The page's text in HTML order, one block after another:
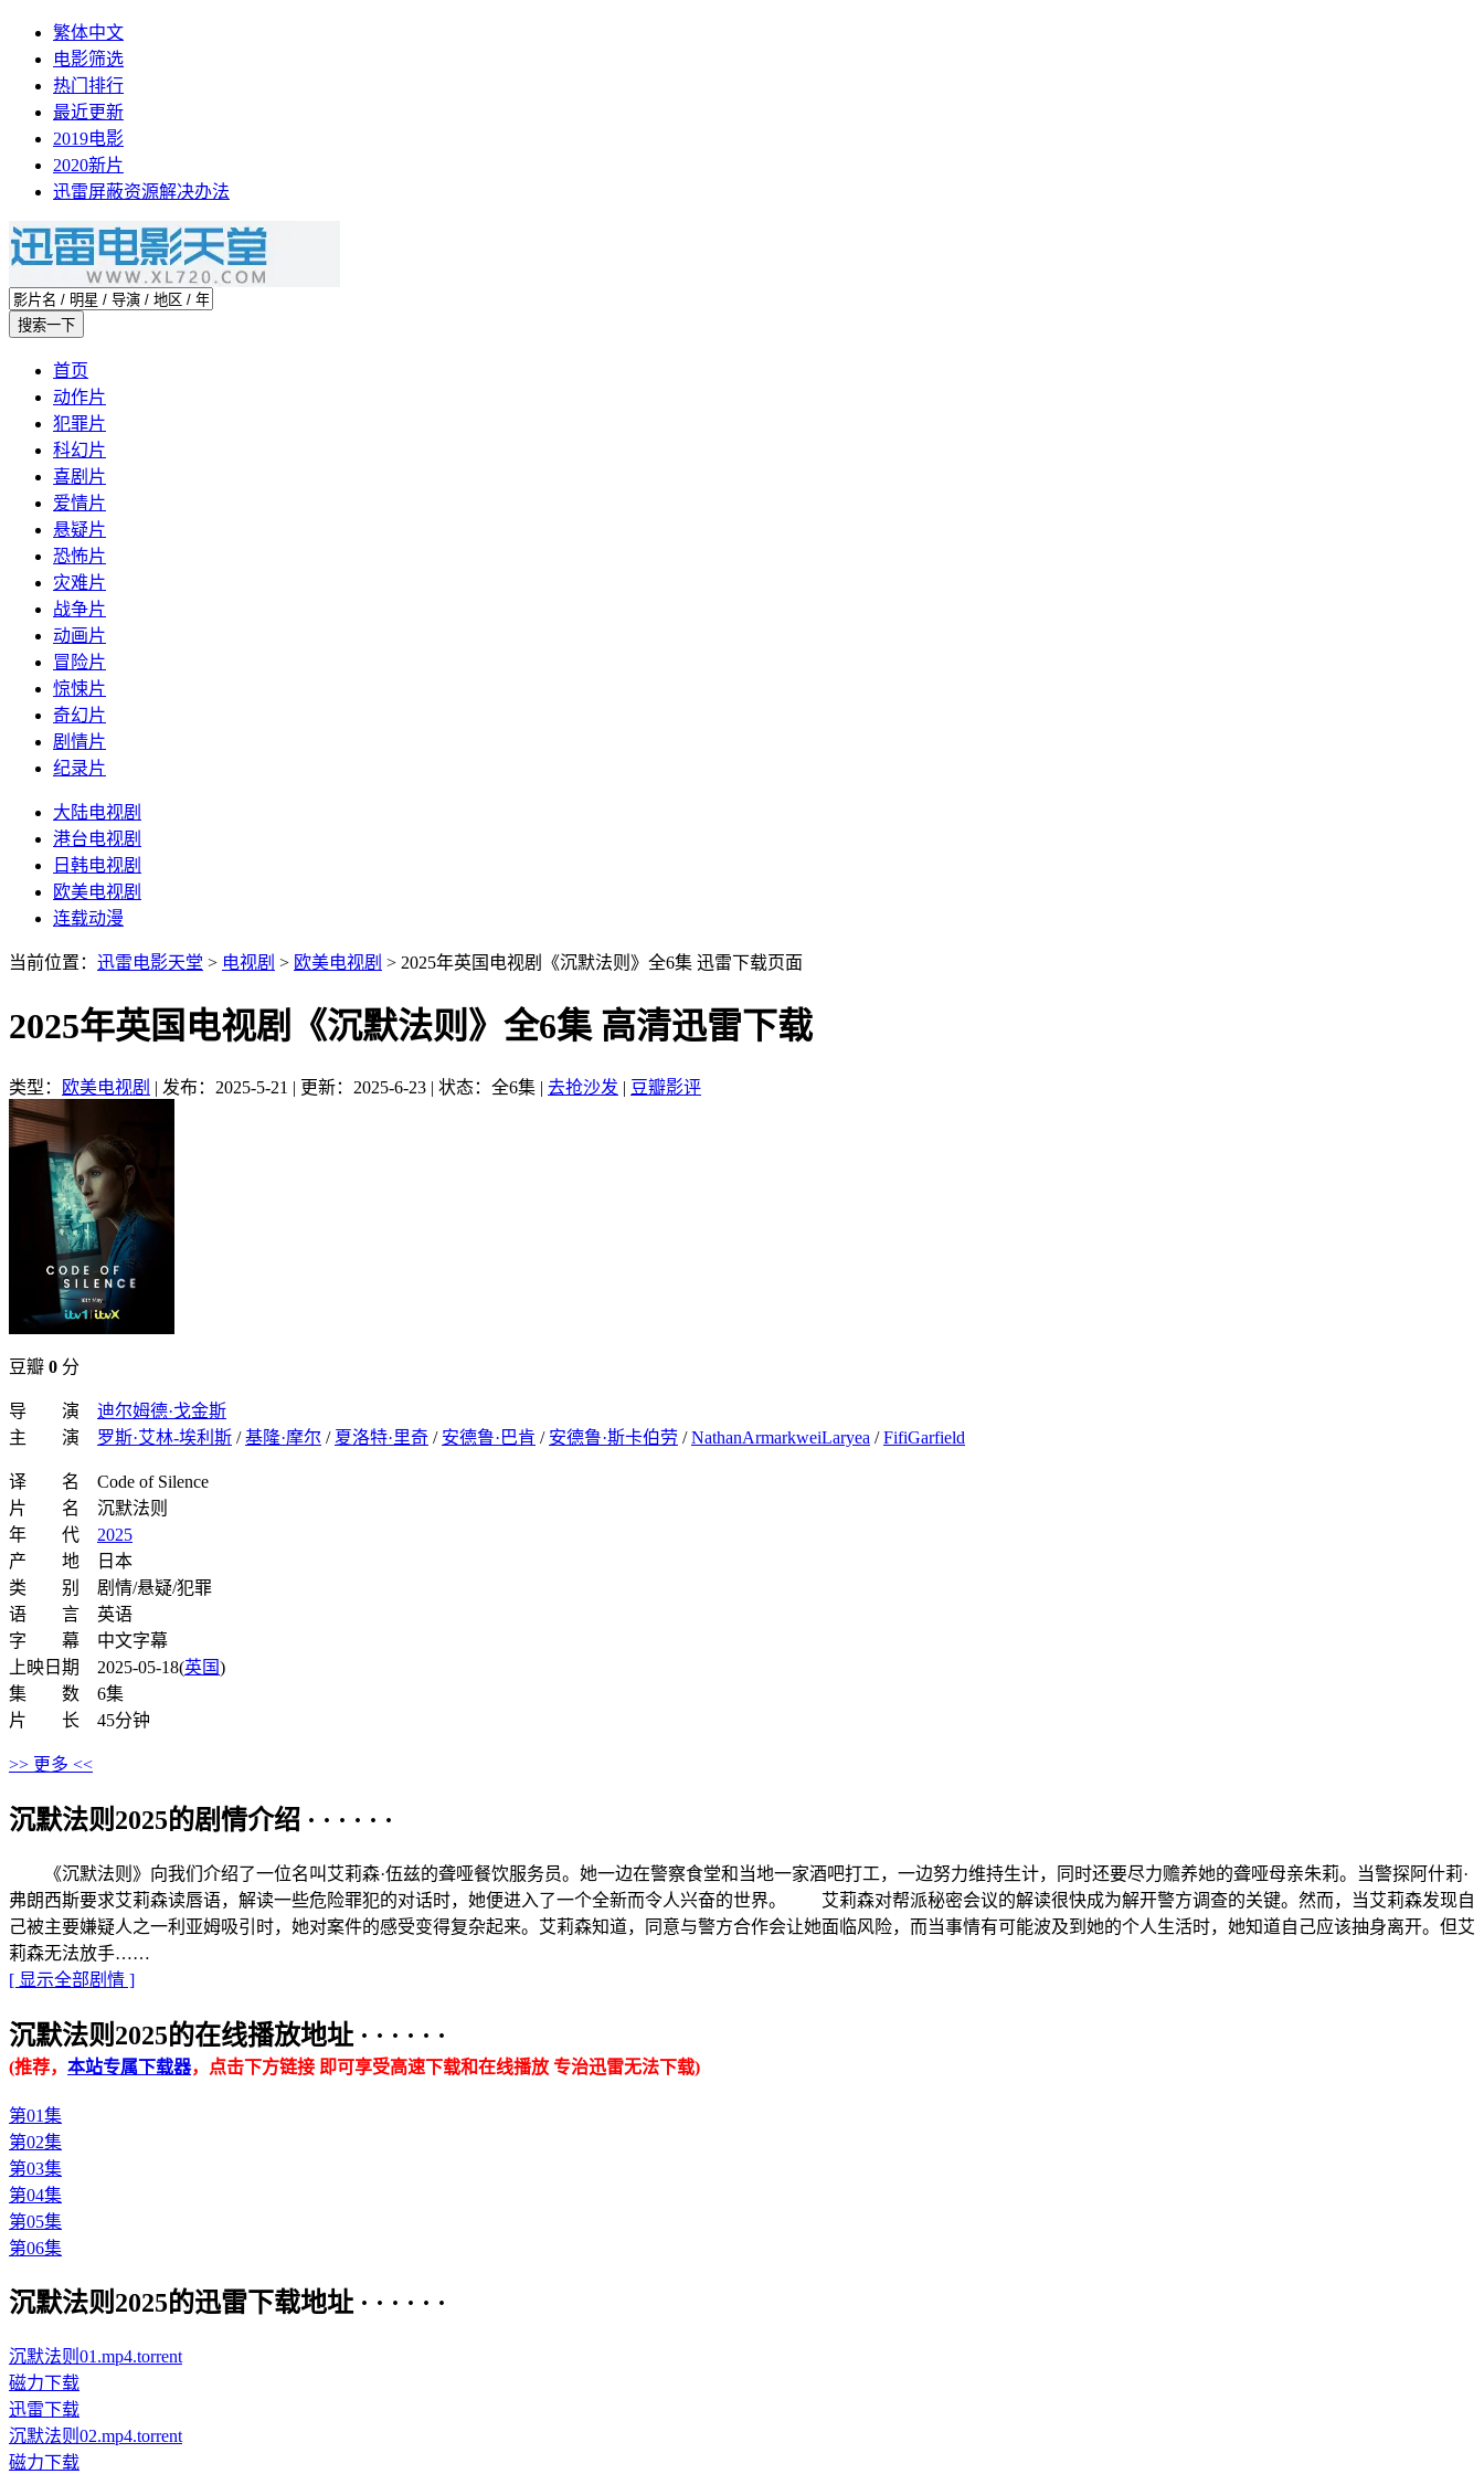
繁体中文
电影筛选
热门排行
最近更新
2019电影
2020新片
迅雷屏蔽资源解决办法
首页
动作片
犯罪片
科幻片
喜剧片
爱情片
悬疑片
恐怖片
灾难片
战争片
动画片
冒险片
惊悚片
奇幻片
剧情片
纪录片
大陆电视剧
港台电视剧
日韩电视剧
欧美电视剧
连载动漫
当前位置： 迅雷电影天堂 > 电视剧 > 欧美电视剧 > 2025年英国电视剧《沉默法则》全6集 迅雷下载页面
2025年英国电视剧《沉默法则》全6集 高清迅雷下载
类型： 欧美电视剧 | 发布：2025-5-21 | 更新：2025-6-23 | 状态：全6集 | 去抢沙发 | 豆瓣影评
豆瓣 0 分
导 演 迪尔姆德·戈金斯
主 演 罗斯·艾林-埃利斯 /基隆·摩尔 / 夏洛特·里奇 / 安德鲁·巴肯 / 安德鲁·斯卡伯劳 /NathanArmarkweiLaryea /FifiGarfield
译 名 Code of Silence
片 名 沉默法则
年 代 2025
产 地 日本
类 别 剧情/悬疑/犯罪
语 言 英语
字 幕 中文字幕
上映日期 2025-05-18(英国)
集 数 6集
片 长 45分钟
>> 更多 <<
沉默法则2025的剧情介绍 · · · · · ·
《沉默法则》向我们介绍了一位名叫艾莉森·伍兹的聋哑餐饮服务员。她一边在警察食堂和当地一家酒吧打工，一边努力维持生计，同时还要尽力赡养她的聋哑母亲朱莉。当警探阿什莉·
弗朗西斯要求艾莉森读唇语，解读一些危险罪犯的对话时，她便进入了一个全新而令人兴奋的世界。 艾莉森对帮派秘密会议的解读很快成为解开警方调查的关键。然而，当艾莉森发现自
己被主要嫌疑人之一利亚姆吸引时，她对案件的感受变得复杂起来。艾莉森知道，同意与警方合作会让她面临风险，而当事情有可能波及到她的个人生活时，她知道自己应该抽身离开。但艾
莉森无法放手……
[ 显示全部剧情 ]
沉默法则2025的在线播放地址 · · · · · ·
(推荐， 本站专属下载器，点击下方链接 即可享受高速下载和在线播放 专治迅雷无法下载)
第01集
第02集
第03集
第04集
第05集
第06集
沉默法则2025的迅雷下载地址 · · · · · ·
沉默法则01.mp4.torrent
磁力下载
迅雷下载
沉默法则02.mp4.torrent
磁力下载